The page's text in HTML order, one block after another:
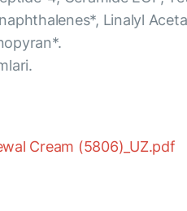
Linalyl
Cream (5806)_UZ.pdf